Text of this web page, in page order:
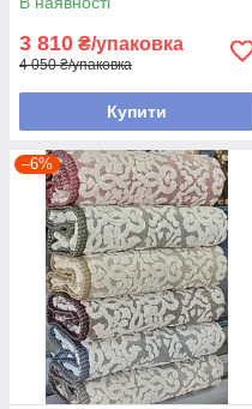
3 810 ₴/упаковка
4 050 ₴/упаковка
Купити
–6%